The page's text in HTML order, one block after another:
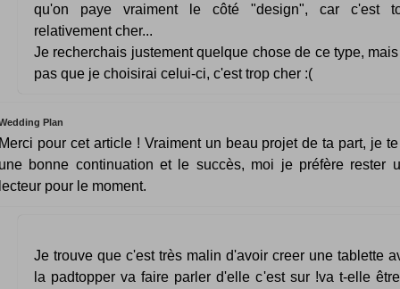
qu'on paye vraiment le côté "design", car c'est
relativement cher...
Je recherchais justement quelque chose de ce type,
pas que je choisirai celui-ci, c'est trop cher :(
Plan
pour cet article ! Vraiment un beau projet de ta part, je
bonne continuation et le succès, moi je préfère rester
pour le moment.
Je trouve que c'est très malin d'avoir creer une tablette
la padtopper va faire parler d'elle c'est sur !va t-elle